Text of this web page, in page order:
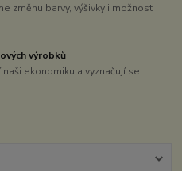
změnu barvy, výšivky i možnost
výrobků
ekonomiku a vyznačují se